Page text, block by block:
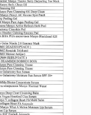
молодшим — як
пор і
як подарунок
ефективність і
і для
у спекоту,
після
— підходить
ефірні олії
лінайол), варто
дуже сухої
ефекту в
повноцінне
крем. Удень
SPF 50+) —
який
рекомендує
сироватку
і омолодження.
рутини —